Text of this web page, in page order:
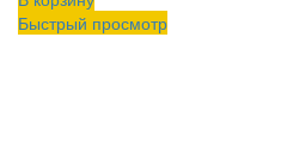
Быстрый просмотр